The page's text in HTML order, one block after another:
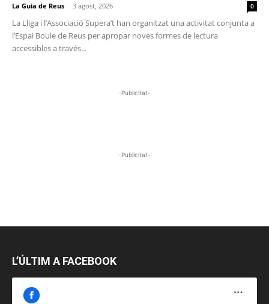
La Guia de Reus - 3 agost, 2026 0
La Lliga i l’Associació Supera’t han organitzat una activitat conjunta a
l’Espai Boule de Reus per apropar noves formes de lectura
accessibles a través...
-Publicitat-
-Publicitat-
L’ÚLTIM A FACEBOOK